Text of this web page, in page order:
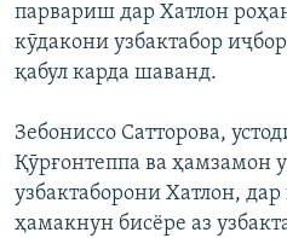
парвариш дар Хатлон
кӯдакони узбактабор
қабул карда шаванд.
Зебониссо Сатторова,
Қӯрғонтеппа ва ҳамзамон
узбактаборони Хатлон,
ҳамакнун бисёре аз